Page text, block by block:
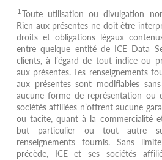
1 Toute utilisation ou divulgation
Rien aux présentes ne doit être
droits et obligations légaux
entre quelque entité de ICE Data
clients, à l’égard de tout indice ou
aux présentes. Les renseignements
aux présentes sont modifiables
aucune forme de représentation ou
sociétés affiliées n’offrent aucune
ou tacite, quant à la commercialité
but particulier ou tout autre
renseignements fournis. Sans
précède, ICE et ses sociétés